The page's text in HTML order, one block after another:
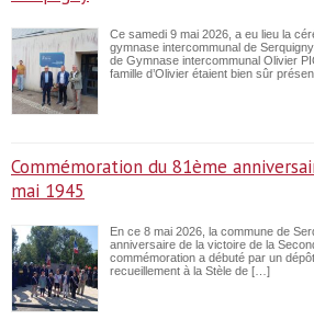
Ce samedi 9 mai 2026, a eu lieu la
gymnase intercommunal de
de Gymnase intercommunal Olivier
famille d’Olivier étaient bien sûr
Commémoration du 81ème
mai 1945
En ce 8 mai 2026, la commune de
anniversaire de la victoire de la
commémoration a débuté par un
recueillement à la Stèle de […]